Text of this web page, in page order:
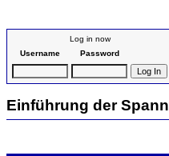
Log in now
Username
Password
Einführung der